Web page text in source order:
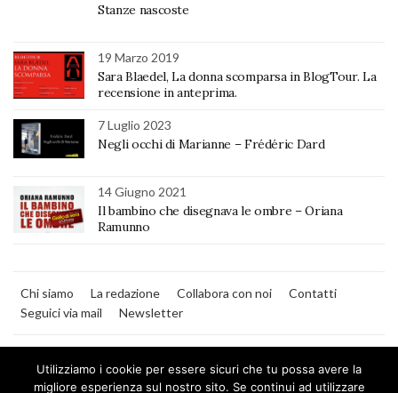
Stanze nascoste
19 Marzo 2019
Sara Blaedel, La donna scomparsa in BlogTour. La
recensione in anteprima.
7 Luglio 2023
Negli occhi di Marianne – Frédéric Dard
14 Giugno 2021
Il bambino che disegnava le ombre – Oriana
Ramunno
Chi siamo La redazione Collabora con noi
Contatti
Seguici via mail
Newsletter
Utilizziamo i cookie per essere sicuri che tu possa avere la
migliore esperienza sul nostro sito. Se continui ad utilizzare